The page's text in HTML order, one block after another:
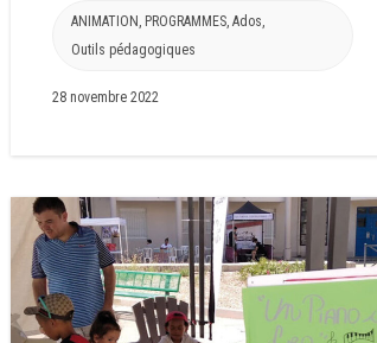
ANIMATION PROGRAMMES ,Ados
Outils pédagogiques
28 novembre 2022